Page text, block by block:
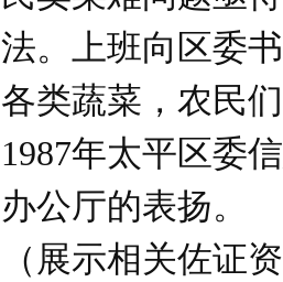
法。上班向区委
各类蔬菜，农民
1987年太平区委
办公厅的表扬。
（展示相关佐证